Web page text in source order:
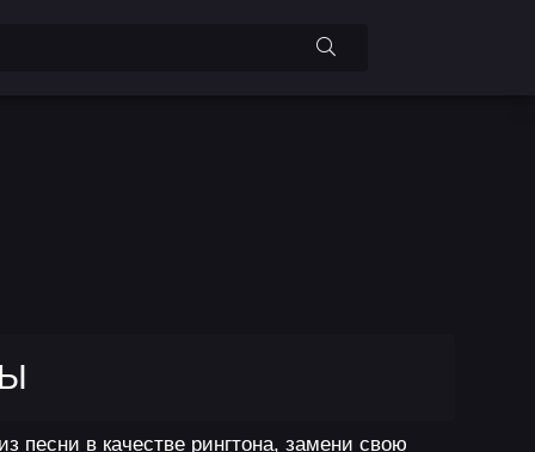
песни в качестве рингтона, замени свою